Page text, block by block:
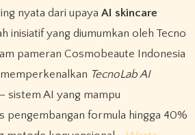
nyata dari upaya AI skincare
inisiatif yang diumumkan oleh Tecno
pameran Cosmobeaute Indonesia
TecnoLab AI
sistem AI yang mampu
pengembangan formula hingga 40%